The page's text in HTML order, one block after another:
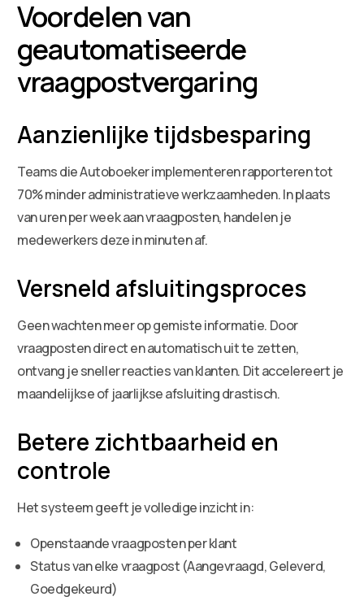
Voordelen van
geautomatiseerde
vraagpostvergaring
Aanzienlijke tijdsbesparing
Teams die Autoboeker implementeren rapporteren tot
70% minder administratieve werkzaamheden. In plaats
van uren per week aan vraagposten, handelen je
medewerkers deze in minuten af.
Versneld afsluitingsproces
Geen wachten meer op gemiste informatie. Door
vraagposten direct en automatisch uit te zetten,
ontvang je sneller reacties van klanten. Dit accelereert je
maandelijkse of jaarlijkse afsluiting drastisch.
Betere zichtbaarheid en
controle
Het systeem geeft je volledige inzicht in:
Openstaande vraagposten per klant
Status van elke vraagpost (Aangevraagd, Geleverd,
Goedgekeurd)